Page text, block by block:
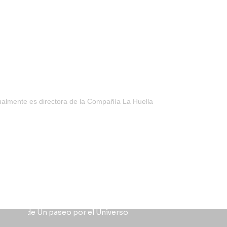
es directora de la Compañía La Huella